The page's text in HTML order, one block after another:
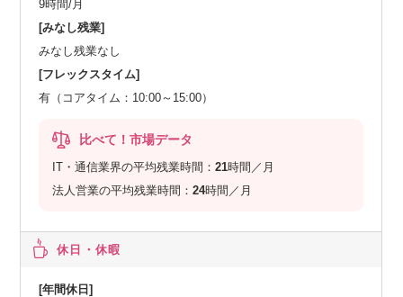
9時間/月
[みなし残業]
みなし残業なし
[フレックスタイム]
有（コアタイム：10:00～15:00）
比べて！市場データ
IT・通信業界の平均残業時間：21時間／月
法人営業の平均残業時間：24時間／月
休日・休暇
[年間休日]